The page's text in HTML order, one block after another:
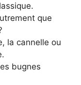
que
la cannelle ou
bugnes